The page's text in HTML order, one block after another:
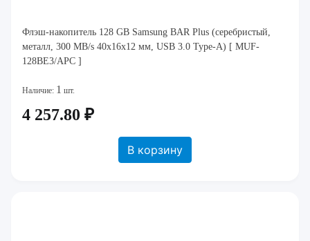
Флэш-накопитель 128 GB Samsung BAR Plus (серебристый,
металл, 300 MB/s 40x16x12 мм, USB 3.0 Type-A) [ MUF-
128BE3/APC ]
Наличие: 1 шт.
4 257.80 ₽
В корзину